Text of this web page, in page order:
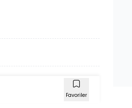
Favoriler